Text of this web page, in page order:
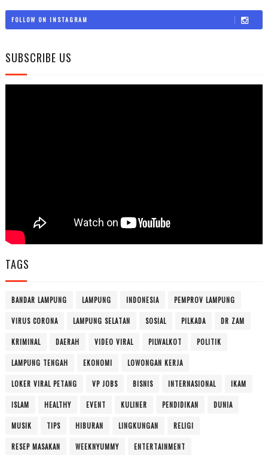
FOLLOW ON INSTAGRAM
SUBSCRIBE US
TAGS
BANDAR LAMPUNG LAMPUNG INDONESIA PEMPROV LAMPUNG
VIRUS CORONA LAMPUNG SELATAN SOSIAL PILKADA DR ZAM
KRIMINAL DAERAH VIDEO VIRAL PILWALKOT POLITIK
LAMPUNG TENGAH EKONOMI LOWONGAN KERJA
LOKER VIRAL PETANG VP JOBS BISNIS INTERNASIONAL IKAM
ISLAM HEALTHY EVENT KULINER PENDIDIKAN DUNIA
MUSIK TIPS HIBURAN LINGKUNGAN RELIGI
RESEP MASAKAN WEEKNYUMMY ENTERTAINMENT